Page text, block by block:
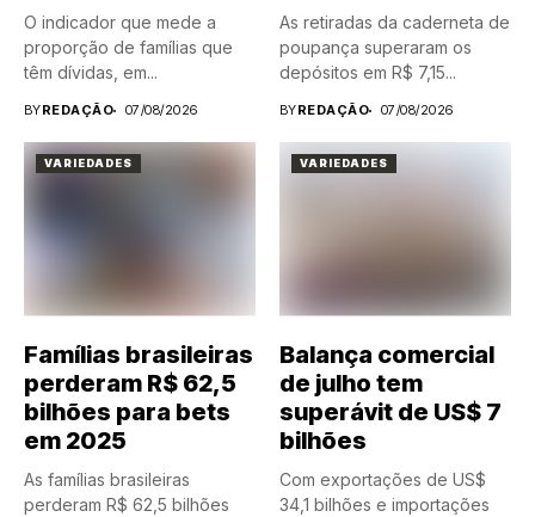
O indicador que mede a
proporção de famílias que
têm dívidas, em...
BYREDAÇÃO 07/08/2026
As retiradas da caderneta de
poupança superaram os
depósitos em R$ 7,15...
BYREDAÇÃO 07/08/2026
VARIEDADES
Famílias brasileiras
perderam R$ 62,5
bilhões para bets
em 2025
As famílias brasileiras
perderam R$ 62,5 bilhões
VARIEDADES
Balança comercial
de julho tem
superávit de US$ 7
bilhões
Com exportações de US$
34,1 bilhões e importações